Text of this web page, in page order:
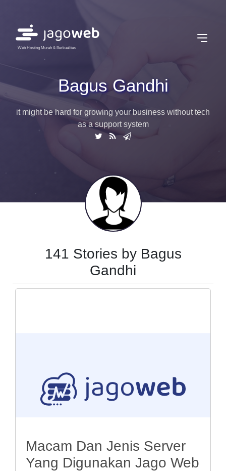
Web Hosting Murah & Berkualitas
Bagus Gandhi
it might be hard for growing your business without tech
as a support system
141 Stories by Bagus
Gandhi
Macam Dan Jenis Server
Yang Digunakan Jago Web